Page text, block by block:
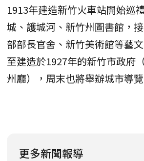
1913年建造新竹火車站開始巡
城、護城河、新竹州圖書館，
部部長官舍、新竹美術館等藝
至建造於1927年的新竹市政府
州廳），周末也將舉辦城市導
更多新聞報導